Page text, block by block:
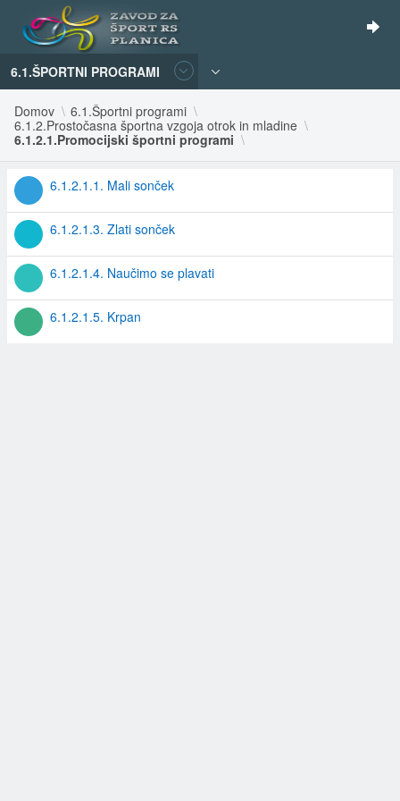
6.1.ŠPORTNI PROGRAMI
Domov
6.1.Športni programi
6.1.2.Prostočasna športna vzgoja otrok in mladine
6.1.2.1.Promocijski športni programi
6.1.2.1.1. Mali sonček
6.1.2.1.3. Zlati sonček
6.1.2.1.4. Naučimo se plavati
6.1.2.1.5. Krpan